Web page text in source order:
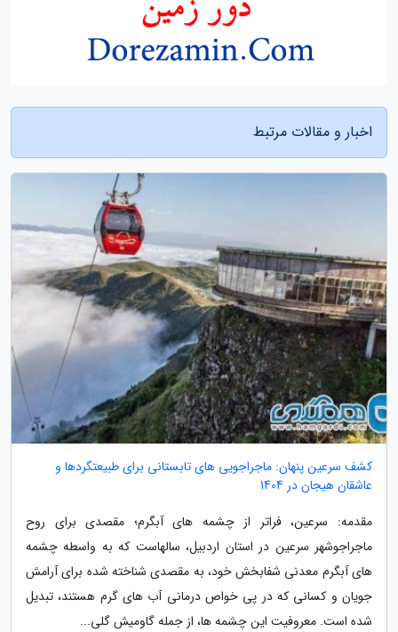
اخبار و مقالات مرتبط
کشف سرعین پنهان: ماجراجویی های تابستانی برای طبیعتگردها و
عاشقان هیجان در 1404
مقدمه: سرعین، فراتر از چشمه های آبگرم؛ مقصدی برای روح
ماجراجوشهر سرعین در استان اردبیل، سالهاست که به واسطه چشمه
های آبگرم معدنی شفابخش خود، به مقصدی شناخته شده برای آرامش
جویان و کسانی که در پی خواص درمانی آب های گرم هستند، تبدیل
شده است. معروفیت این چشمه ها، از جمله گاومیش گلی...